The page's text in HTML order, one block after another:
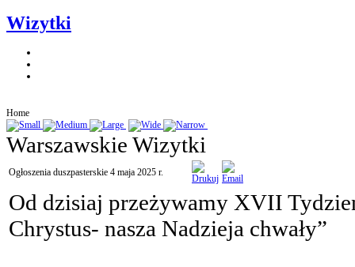
Wizytki
Home
Warszawskie Wizytki
Ogłoszenia duszpasterskie 4 maja 2025 r.
Od dzisiaj przeżywamy XVII
Chrystus- nasza Nadzieja chwały”